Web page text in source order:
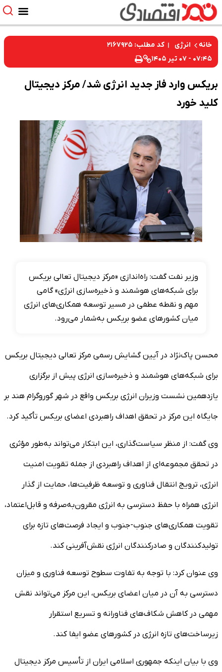
خانه انرژی
کد مطلب: ۲۱۶۷۹۲۵
۰۷:۴۵ - ۰۷ تیر ۱۴۰۵
بریکس وارد فاز جدید انرژی شد/ مرکز دیجیتال
کلید خورد
وزیر نفت گفت: راه‌اندازی «مرکز دیجیتال تعالی بریکس
برای شبکه‌های هوشمند و ذخیره‌سازی انرژی» گامی
مهم و نقطه عطفی در مسیر توسعه همکاری‌های انرژی
میان کشور‌های عضو بریکس به‌شمار می‌رود.
محسن پاک‌نژاد در آیین گشایش رسمی مرکز تعالی دیجیتال بریکس
برای شبکه‌های هوشمند و ذخیره‌سازی انرژی پیش از برگزاری
یازدهمین نشست وزیران انرژی بریکس واقع در شهر گوروگرام هند بر
جایگاه این مرکز در تحقق اهداف راهبردی اعضای بریکس تأکید کرد.
وی گفت: از منظر سیاست‌گذاری، این ابتکار می‌تواند به‌طور مؤثری
در تحقق مجموعه‌ای از اهداف راهبردی از جمله تقویت امنیت
انرژی، ترویج انتقال فناوری و توسعه ظرفیت‌ها، حمایت از گذار
انرژی همراه با حفظ دسترسی به انرژی مقرون‌به‌صرفه و قابل‌اعتماد،
تقویت همکاری‌های جنوب-جنوب و ایجاد فرصت‌های تازه برای
تولیدکنندگان و صادرکنندگان انرژی نقش‌آفرینی کند.
وی عنوان کرد: با توجه به تفاوت سطوح توسعه فناوری و میزان
دسترسی به آن در میان اعضای بریکس، این مرکز می‌تواند نقش
مهمی در کاهش شکاف‌های فناورانه و تسریع استقرار
زیرساخت‌های تازه انرژی در کشور‌های عضو ایفا کند.
وی با بیان اینکه جمهوری اسلامی ایران از تأسیس مرکز دیجیتال